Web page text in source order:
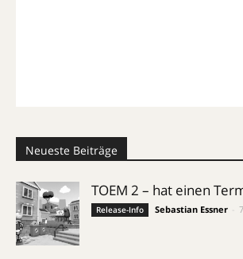
Neueste Beiträge
TOEM 2 – hat einen
Release-Info Sebastian Essner